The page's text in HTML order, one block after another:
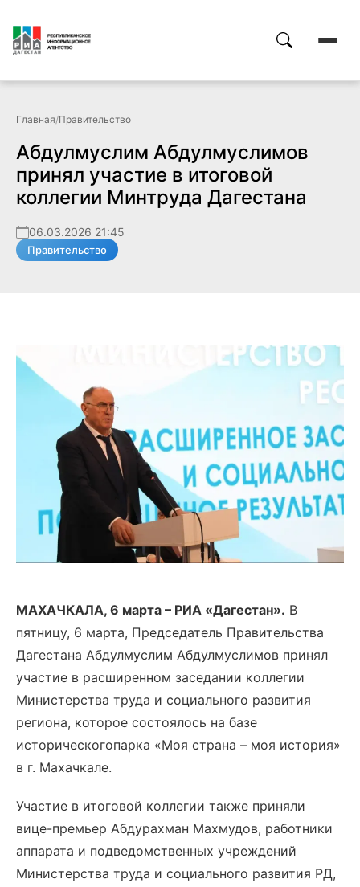
Главная/Правительство
Абдулмуслим Абдулмуслимов
принял участие в итоговой
коллегии Минтруда Дагестана
06.03.2026 21:45
Правительство
МАХАЧКАЛА, 6 марта – РИА «Дагестан». В
пятницу, 6 марта, Председатель Правительства
Дагестана Абдулмуслим Абдулмуслимов принял
участие в расширенном заседании коллегии
Министерства труда и социального развития
региона, которое состоялось на базе
историческогопарка «Моя страна – моя история»
в г. Махачкале.
Участие в итоговой коллегии также приняли
вице-премьер Абдурахман Махмудов, работники
аппарата и подведомственных учреждений
Министерства труда и социального развития РД,